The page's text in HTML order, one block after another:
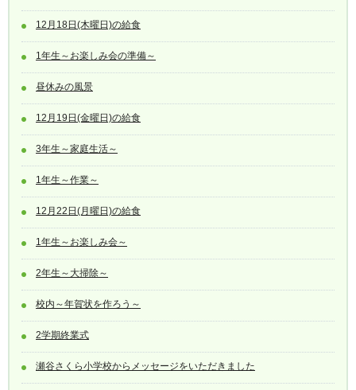
12月18日(木曜日)の給食
1年生～お楽しみ会の準備～
昼休みの風景
12月19日(金曜日)の給食
3年生～家庭生活～
1年生～作業～
12月22日(月曜日)の給食
1年生～お楽しみ会～
2年生～大掃除～
校内～年賀状を作ろう～
2学期終業式
瀬谷さくら小学校からメッセージをいただきました